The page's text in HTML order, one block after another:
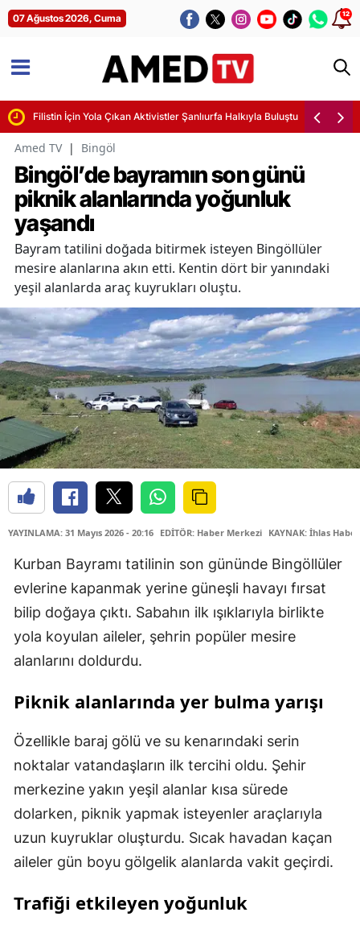
07 Ağustos 2026, Cuma 12
Filistin İçin Yola Çıkan Aktivistler Şanlıurfa Halkıyla Buluştu
Amed TV | Bingöl
Bingöl’de bayramın son günü
piknik alanlarında yoğunluk
yaşandı
Bayram tatilini doğada bitirmek isteyen Bingöllüler
mesire alanlarına akın etti. Kentin dört bir yanındaki
yeşil alanlarda araç kuyrukları oluştu.
YAYINLAMA: 31 Mayıs 2026 - 20:16 EDİTÖR: Haber Merkezi KAYNAK: İhlas
Kurban Bayramı tatilinin son gününde Bingöllüler
evlerine kapanmak yerine güneşli havayı fırsat
bilip doğaya çıktı. Sabahın ilk ışıklarıyla birlikte
yola koyulan aileler, şehrin popüler mesire
alanlarını doldurdu.
Piknik alanlarında yer bulma yarışı
Özellikle baraj gölü ve su kenarındaki serin
noktalar vatandaşların ilk tercihi oldu. Şehir
merkezine yakın yeşil alanlar kısa sürede
dolarken, piknik yapmak isteyenler araçlarıyla
uzun kuyruklar oluşturdu. Sıcak havadan kaçan
aileler gün boyu gölgelik alanlarda vakit geçirdi.
Trafiği etkileyen yoğunluk